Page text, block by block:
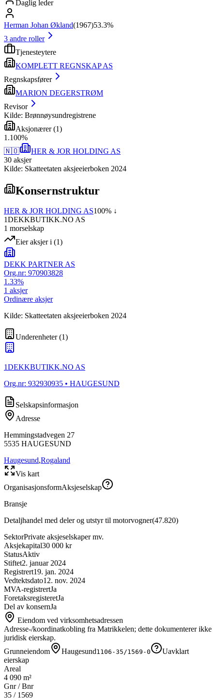
Daglig leder
Herman Johan Økland(1967)53.3%
3 andre roller
Tjenesteytere
KOMPLETT REGNSKAP AS
Regnskapsfører
MARION DEGERSTRØM
Revisor
Kilde: Brønnøysundregistrene
Aksjonærer(1)
1 .100%
🇳🇴
HER & JOR HOLDING AS
30 aksjer
Kilde: Skatteetaten aksjeeierboken 2024
Konsernstruktur
HER & JOR HOLDING AS100% ↓
1DEKKBUTIKK.NO AS
1 morselskap
Eier aksjer i (1)
DEKK PARTNER AS
Org.nr: 970903828
1.33%
1 aksjer
Ordinære aksjer
Kilde: Skatteetaten aksjeeierboken 2024
Underenheter(1)
1DEKKBUTIKK.NO AS
Org.nr: 932930935 • HAUGESUND
Selskapsinformasjon
Adresse
Hemmingstadvegen 27
5535 HAUGESUND
Haugesund,Rogaland
Vis kart
OrganisasjonsformAksjeselskap
Bransje
Detaljhandel med deler og utstyr til motorvogner(47.820)
SektorPrivate aksjeselskaper mv.
Aksjekapital30 000 kr
StatusAktiv
Stiftet2. januar 2024
Registrert19. jan. 2024
Vedtektsdato12. nov. 2024
MVA-registrertJa
ForetaksregisteretJa
Del av konsernJa
Eiendom ved virksomhetsadressen
Adresse-/koordinatkobling fra Matrikkelen; dette dokumenterer ikke
juridisk eierskap.
Grunneiendom
Haugesund1106-35/1569-0
Uavklart
eierskap
Areal
4 090 m²
Gnr / Bnr
35 / 1569